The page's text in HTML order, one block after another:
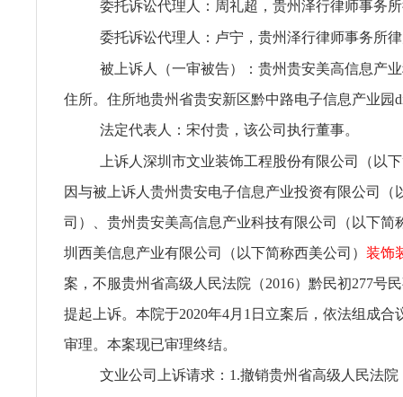
委托诉讼代理人：周礼超，贵州泽行律师事务
委托诉讼代理人：卢宁，贵州泽行律师事务所
被上诉人（一审被告）：贵州贵安美高信息产
住所。住所地贵州省贵安新区黔中路电子信息产业园
法定代表人：宋付贵，该公司执行董事。
上诉人深圳市文业装饰工程股份有限公司（以
因与被上诉人贵州贵安电子信息产业投资有限公司（
司）、贵州贵安美高信息产业科技有限公司（以下简
圳西美信息产业有限公司（以下简称西美公司） 装饰
案，不服贵州省高级人民法院（2016）黔民初277号
提起上诉。本院于2020年4月1日立案后，依法组成合
审理。本案现已审理终结。
文业公司上诉请求：1.撤销贵州省高级人民法院